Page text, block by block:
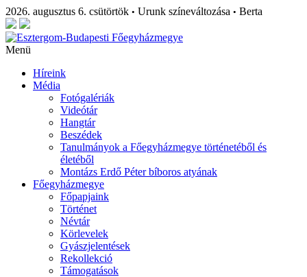
2026. augusztus 6. csütörtök • Urunk színeváltozása • Berta
Menü
Híreink
Média
Fotógalériák
Videótár
Hangtár
Beszédek
Tanulmányok a Főegyházmegye történetéből és
életéből
Montázs Erdő Péter bíboros atyának
Főegyházmegye
Főpapjaink
Történet
Névtár
Körlevelek
Gyászjelentések
Rekollekció
Támogatások